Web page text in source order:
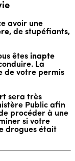
avoir une
, de stupéfiants,
êtes inapte
La
de votre permis
sera très
Public afin
procéder à une
si votre
drogues était